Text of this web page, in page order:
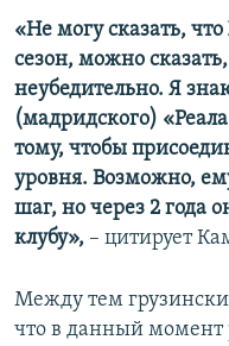
«Не могу сказать,
сезон, можно
неубедительно. Я
(мадридского)
тому, чтобы
уровня. Возможно,
шаг, но через 2 года
клубу», – цитирует
Между тем
что в данный момент